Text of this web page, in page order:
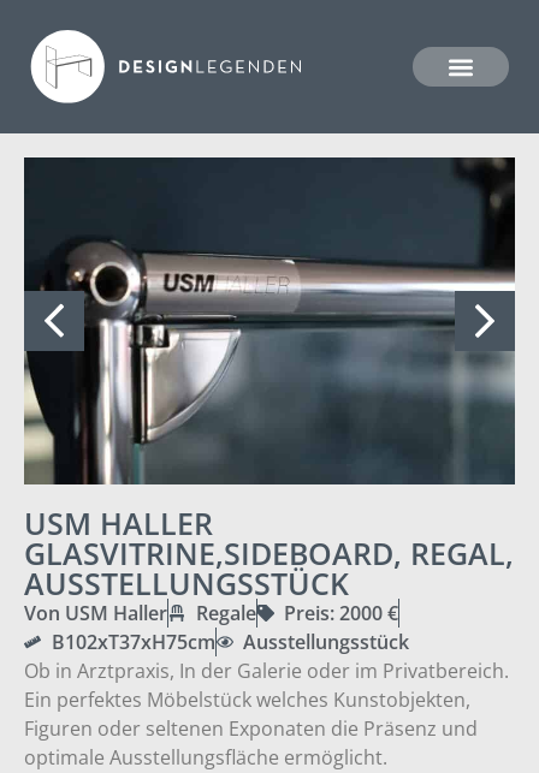
USM HALLER
GLASVITRINE,SIDEBOARD, REGAL,
AUSSTELLUNGSSTÜCK
Von USM Haller Regale
Preis: 2000 €
B102xT37xH75cm
Ausstellungsstück
Ob in Arztpraxis, In der Galerie oder im Privatbereich.
Ein perfektes Möbelstück welches Kunstobjekten,
Figuren oder seltenen Exponaten die Präsenz und
optimale Ausstellungsfläche ermöglicht.